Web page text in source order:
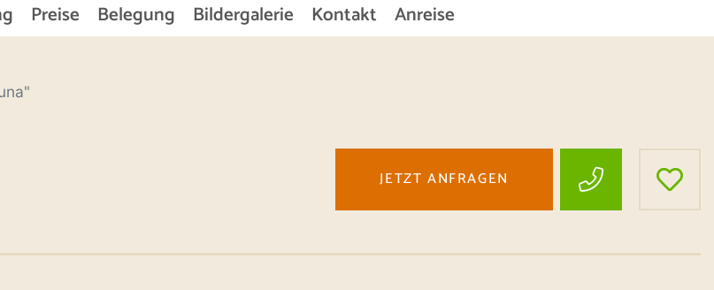
Preise Belegung Bildergalerie Kontakt Anreise
JETZT ANFRAGEN